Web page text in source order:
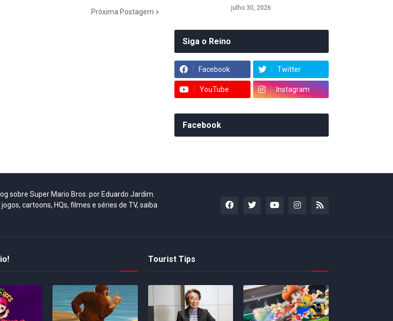
Próxima Postagem julho 30, 2026
Siga o Reino
Facebook Twitter
YouTube Instagram
Facebook
sobre Super Mario Bros. por Eduardo Jardim.
cartoons, HQs, filmes e séries de TV, saiba
Tourist Tips